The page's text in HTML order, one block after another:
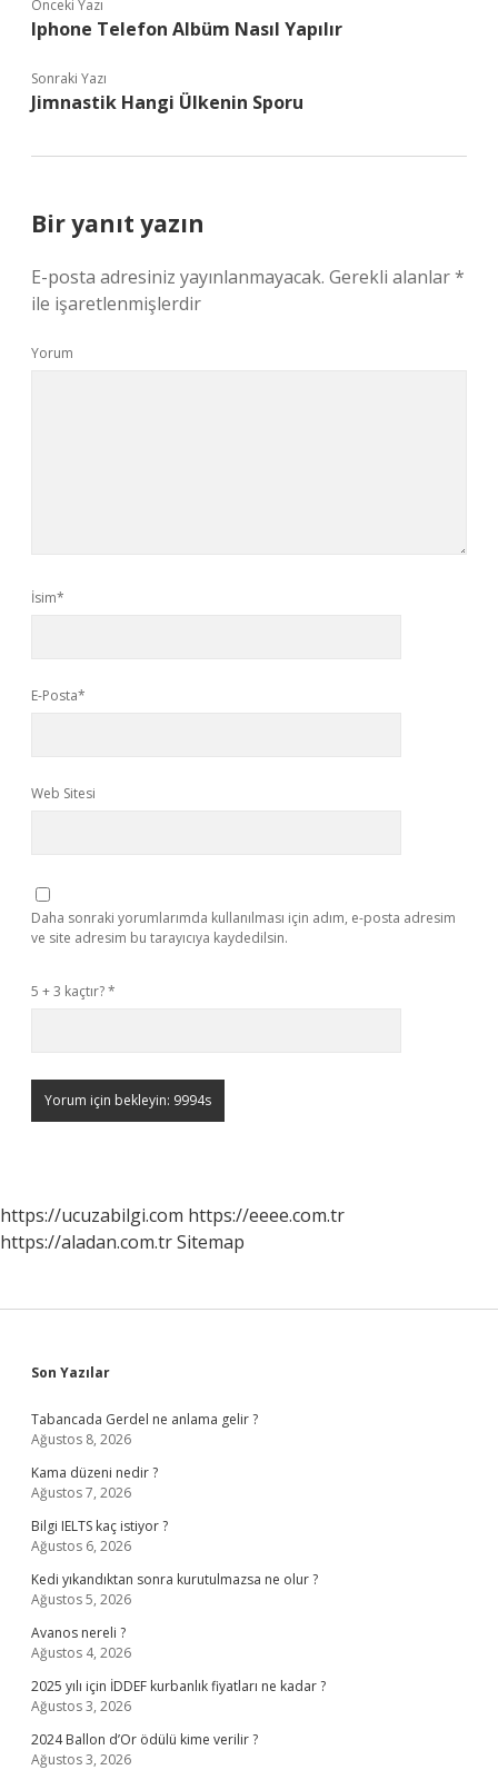
Önceki Yazı
Iphone Telefon Albüm Nasıl Yapılır
Sonraki Yazı
Jimnastik Hangi Ülkenin Sporu
Bir yanıt yazın
E-posta adresiniz yayınlanmayacak. Gerekli alanlar*
ile işaretlenmişlerdir
Yorum
İsim*
E-Posta*
Web Sitesi
Daha sonraki yorumlarımda kullanılması için adım, e-posta adresim
ve site adresim bu tarayıcıya kaydedilsin.
5 + 3 kaçtır?*
https://ucuzabilgi.com https://eeee.com.tr
https://aladan.com.trSitemap
Sidebar
Son Yazılar
Tabancada Gerdel ne anlama gelir ?
Ağustos 8, 2026
Kama düzeni nedir ?
Ağustos 7, 2026
Bilgi IELTS kaç istiyor ?
Ağustos 6, 2026
Kedi yıkandıktan sonra kurutulmazsa ne olur ?
Ağustos 5, 2026
Avanos nereli ?
Ağustos 4, 2026
2025 yılı için İDDEF kurbanlık fiyatları ne kadar ?
Ağustos 3, 2026
2024 Ballon d’Or ödülü kime verilir ?
Ağustos 3, 2026